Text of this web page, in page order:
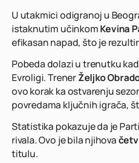
U utakmici odigranoj u
istaknutim učinkomKevina
efikasan napad, što je
Pobeda dolazi u trenutku
Evroligi. TrenerŽeljko
ovo korak ka ostvarenju
povredama ključnih igrača,
Statistika pokazuje da je
rivala. Ovo je bila njihova
titulu.